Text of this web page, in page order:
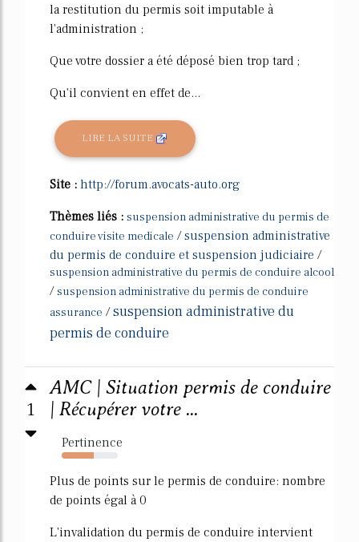
la restitution du permis soit imputable à
l'administration ;
Que votre dossier a été déposé bien trop tard ;
Qu'il convient en effet de...
LIRE LA SUITE
Site : http://forum.avocats-auto.org
Thèmes liés : suspension administrative du permis de
conduire visite medicale /suspension administrative
du permis de conduire et suspension judiciaire /
suspension administrative du permis de conduire alcool
/suspension administrative du permis de conduire
assurance /suspension administrative du
permis de conduire
1
AMC | Situation permis de conduire
| Récupérer votre ...
Pertinence
57%
Plus de points sur le permis de conduire: nombre
de points égal à 0
L'invalidation du permis de conduire intervient